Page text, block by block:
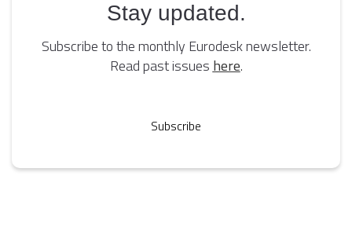
Stay updated.
Subscribe to the monthly Eurodesk newsletter.
Read past issues here.
Subscribe